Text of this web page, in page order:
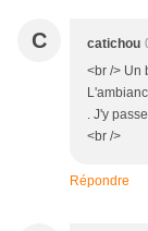
C catichou
<br /> Un
. J'y
<br />
Répondre